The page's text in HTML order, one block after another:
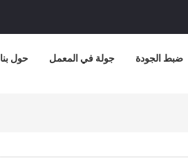
حول بنا جولة في المعمل ضبط الجودة